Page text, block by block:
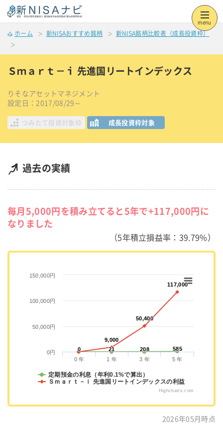
menu
ホーム 新NISAおすすめ銘柄 新NISA銘柄比較表（成長投資枠）
Ｓｍａｒｔ－ｉ 先進国リートインデックス
りそなアセットマネジメント
設定日：2017/08/29～
つみたて投資対象枠 成長投資枠対象
過去の実績
毎月5,000円を積み立てると5年で+117,000円に
なりました
（5年積立損益率：39.79%）
0
0 21
21 208
208 585
585
9,000
9,000
50,400
50,400
117,000
117,000
定期預金の利息（年利0.1%で算出）
Ｓｍａｒｔ－ｉ 先進国リートインデックスの利益
0 年 1 年 3 年 5 年
0円
50,000円
100,000円
150,000円
Highcharts.com
2026年05月時点